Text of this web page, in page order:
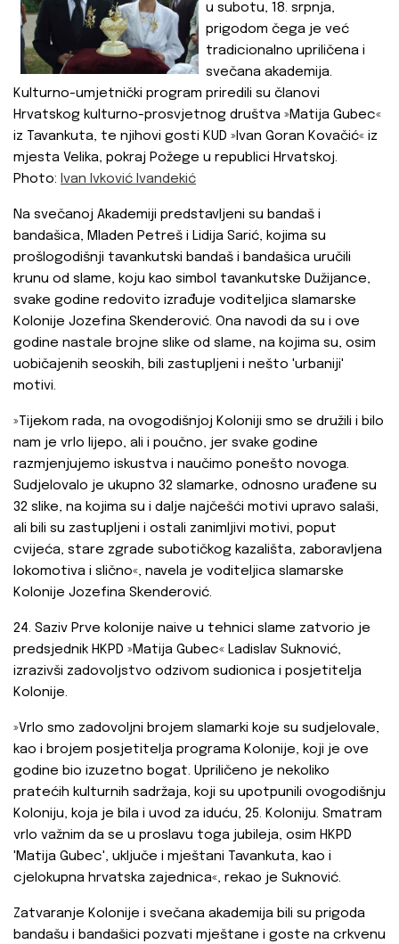
u subotu, 18. srpnja,
prigodom čega je već
tradicionalno upriličena i
svečana akademija.
Kulturno-umjetnički program priredili su članovi
Hrvatskog kulturno-prosvjetnog društva »Matija Gubec«
iz Tavankuta, te njihovi gosti KUD »Ivan Goran Kovačić« iz
mjesta Velika, pokraj Požege u republici Hrvatskoj.
Photo: Ivan Ivković Ivandekić
Na svečanoj Akademiji predstavljeni su bandaš i
bandašica, Mladen Petreš i Lidija Sarić, kojima su
prošlogodišnji tavankutski bandaš i bandašica uručili
krunu od slame, koju kao simbol tavankutske Dužijance,
svake godine redovito izrađuje voditeljica slamarske
Kolonije Jozefina Skenderović. Ona navodi da su i ove
godine nastale brojne slike od slame, na kojima su, osim
uobičajenih seoskih, bili zastupljeni i nešto 'urbaniji'
motivi.
»Tijekom rada, na ovogodišnjoj Koloniji smo se družili i bilo
nam je vrlo lijepo, ali i poučno, jer svake godine
razmjenjujemo iskustva i naučimo ponešto novoga.
Sudjelovalo je ukupno 32 slamarke, odnosno urađene su
32 slike, na kojima su i dalje najčešći motivi upravo salaši,
ali bili su zastupljeni i ostali zanimljivi motivi, poput
cvijeća, stare zgrade subotičkog kazališta, zaboravljena
lokomotiva i slično«, navela je voditeljica slamarske
Kolonije Jozefina Skenderović.
24. Saziv Prve kolonije naive u tehnici slame zatvorio je
predsjednik HKPD »Matija Gubec« Ladislav Suknović,
izrazivši zadovoljstvo odzivom sudionica i posjetitelja
Kolonije.
»Vrlo smo zadovoljni brojem slamarki koje su sudjelovale,
kao i brojem posjetitelja programa Kolonije, koji je ove
godine bio izuzetno bogat. Upriličeno je nekoliko
pratećih kulturnih sadržaja, koji su upotpunili ovogodišnju
Koloniju, koja je bila i uvod za iduću, 25. Koloniju. Smatram
vrlo važnim da se u proslavu toga jubileja, osim HKPD
'Matija Gubec', uključe i mještani Tavankuta, kao i
cjelokupna hrvatska zajednica«, rekao je Suknović.
Zatvaranje Kolonije i svečana akademija bili su prigoda
bandašu i bandašici pozvati mještane i goste na crkvenu